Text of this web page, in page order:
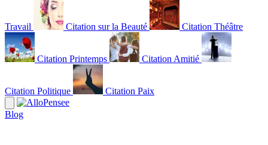
Travail Citation sur la Beauté Citation Théâtre
Citation Printemps Citation Amitié
Citation Politique Citation Paix
Blog